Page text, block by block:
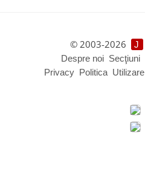
© 2003-2026 J
Despre noi Secţiuni
Privacy Politica Utilizare